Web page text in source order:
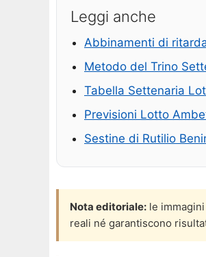
Leggi anche
Abbinamenti di
Metodo del Trino
Tabella Settenaria
Previsioni Lotto
Sestine di Rutilio
Nota editoriale: le
reali né garantiscono